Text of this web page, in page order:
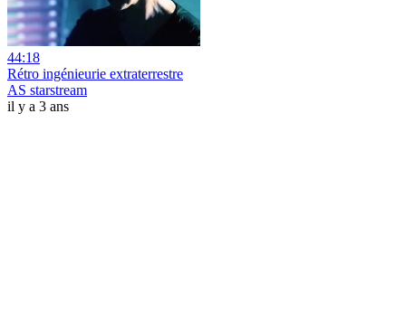
44:18
Rétro ingénieurie extraterrestre
AS starstream
il y a 3 ans